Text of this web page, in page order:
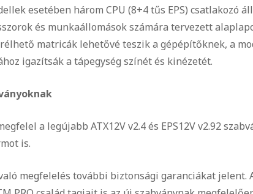
esetében három CPU (8+4 tűs EPS) csatlakozó
és munkaállomások számára tervezett
matricák lehetővé teszik a gépépítőknek, a
igazítsák a tápegység színét és kinézetét.
a legújabb ATX12V v2.4 és EPS12V v2.92
is.
megfelelés további biztonsági garanciákat jelent.